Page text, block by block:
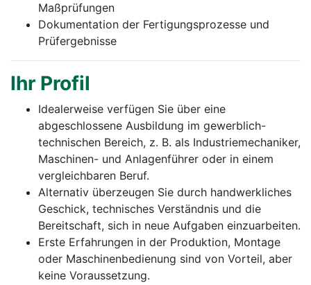
Maßprüfungen
Dokumentation der Fertigungsprozesse und
Prüfergebnisse
Ihr Profil
Idealerweise verfügen Sie über eine
abgeschlossene Ausbildung im gewerblich-
technischen Bereich, z. B. als Industriemechaniker,
Maschinen- und Anlagenführer oder in einem
vergleichbaren Beruf.
Alternativ überzeugen Sie durch handwerkliches
Geschick, technisches Verständnis und die
Bereitschaft, sich in neue Aufgaben einzuarbeiten.
Erste Erfahrungen in der Produktion, Montage
oder Maschinenbedienung sind von Vorteil, aber
keine Voraussetzung.